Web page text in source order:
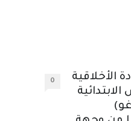
الأخلاقية
0